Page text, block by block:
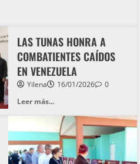
LAS TUNAS HONRA A
COMBATIENTES CAÍDOS
EN VENEZUELA
Yilena 16/01/2026
0
Leer más...